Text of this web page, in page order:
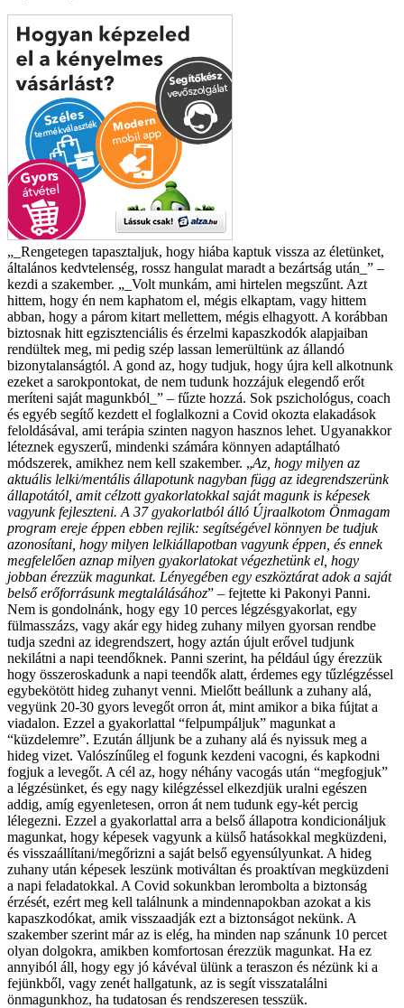
„_Rengetegen tapasztaljuk, hogy hiába kaptuk vissza az életünket,
általános kedvtelenség, rossz hangulat maradt a bezártság után_” –
kezdi a szakember. „_Volt munkám, ami hirtelen megszűnt. Azt
hittem, hogy én nem kaphatom el, mégis elkaptam, vagy hittem
abban, hogy a párom kitart mellettem, mégis elhagyott. A korábban
biztosnak hitt egzisztenciális és érzelmi kapaszkodók alapjaiban
rendültek meg, mi pedig szép lassan lemerültünk az állandó
bizonytalanságtól. A gond az, hogy tudjuk, hogy újra kell alkotnunk
ezeket a sarokpontokat, de nem tudunk hozzájuk elegendő erőt
meríteni saját magunkból_” – fűzte hozzá. Sok pszichológus, coach
és egyéb segítő kezdett el foglalkozni a Covid okozta elakadások
feloldásával, ami terápia szinten nagyon hasznos lehet. Ugyanakkor
léteznek egyszerű, mindenki számára könnyen adaptálható
módszerek, amikhez nem kell szakember. „Az, hogy milyen az
aktuális lelki/mentális állapotunk nagyban függ az idegrendszerünk
állapotától, amit célzott gyakorlatokkal saját magunk is képesek
vagyunk fejleszteni. A 37 gyakorlatból álló Újraalkotom Önmagam
program ereje éppen ebben rejlik: segítségével könnyen be tudjuk
azonosítani, hogy milyen lelkiállapotban vagyunk éppen, és ennek
megfelelően aznap milyen gyakorlatokat végezhetünk el, hogy
jobban érezzük magunkat. Lényegében egy eszköztárat adok a saját
belső erőforrásunk megtalálásához” – fejtette ki Pakonyi Panni.
Nem is gondolnánk, hogy egy 10 perces légzésgyakorlat, egy
fülmasszázs, vagy akár egy hideg zuhany milyen gyorsan rendbe
tudja szedni az idegrendszert, hogy aztán újult erővel tudjunk
nekilátni a napi teendőknek. Panni szerint, ha például úgy érezzük
hogy összeroskadunk a napi teendők alatt, érdemes egy tűzlégzéssel
egybekötött hideg zuhanyt venni. Mielőtt beállunk a zuhany alá,
vegyünk 20-30 gyors levegőt orron át, mint amikor a bika fújtat a
viadalon. Ezzel a gyakorlattal “felpumpáljuk” magunkat a
“küzdelemre”. Ezután álljunk be a zuhany alá és nyissuk meg a
hideg vizet. Valószínűleg el fogunk kezdeni vacogni, és kapkodni
fogjuk a levegőt. A cél az, hogy néhány vacogás után “megfogjuk”
a légzésünket, és egy nagy kilégzéssel elkezdjük uralni egészen
addig, amíg egyenletesen, orron át nem tudunk egy-két percig
lélegezni. Ezzel a gyakorlattal arra a belső állapotra kondicionáljuk
magunkat, hogy képesek vagyunk a külső hatásokkal megküzdeni,
és visszaállítani/megőrizni a saját belső egyensúlyunkat. A hideg
zuhany után képesek leszünk motiváltan és proaktívan megküzdeni
a napi feladatokkal. A Covid sokunkban lerombolta a biztonság
érzését, ezért meg kell találnunk a mindennapokban azokat a kis
kapaszkodókat, amik visszaadják ezt a biztonságot nekünk. A
szakember szerint már az is elég, ha minden nap szánunk 10 percet
olyan dolgokra, amikben komfortosan érezzük magunkat. Ha ez
annyiból áll, hogy egy jó kávéval ülünk a teraszon és nézünk ki a
fejünkből, vagy zenét hallgatunk, az is segít visszatalálni
önmagunkhoz, ha tudatosan és rendszeresen tesszük.